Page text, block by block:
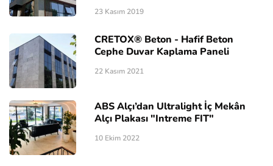
23 Kasım 2019
CRETOX® Beton - Hafif Beton
Cephe Duvar Kaplama Paneli
22 Kasım 2021
ABS Alçı’dan Ultralight İç Mekân
Alçı Plakası "Intreme FIT"
10 Ekim 2022